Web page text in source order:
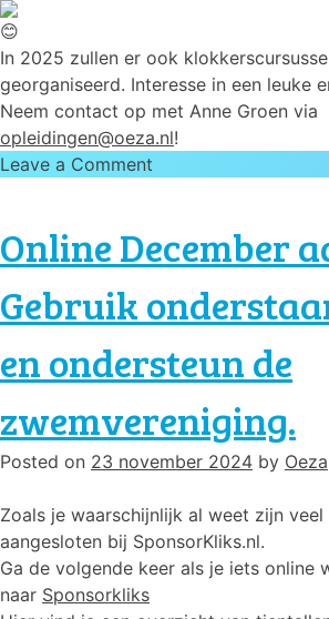
In 2025 zullen er ook
georganiseerd. Interesse in een leuke
Neem contact op met Anne Groen via
opleidingen@oeza.nl!
Leave a Comment
en
met
succes
afgerond!
Online December
Gebruik
en ondersteun de
zwemvereniging.
Posted on 23 november 2024 by Oeza
Zoals je waarschijnlijk al weet zijn
aangesloten bij SponsorKliks.nl.
Ga de volgende keer als je iets online
naar Sponsorkliks